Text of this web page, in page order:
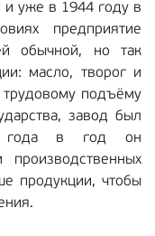
и уже в 1944 году в
предприятие
обычной, но так
масло, творог и
подъёму
завод был
года в год он
продукции, чтобы